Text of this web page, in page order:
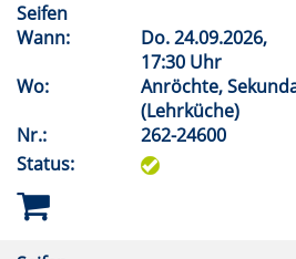
Seifen
Wann:
Do.24.09.2026,
17:30 Uhr
Wo:
Anröchte,
(Lehrküche)
Nr.:
262-24600
Status: